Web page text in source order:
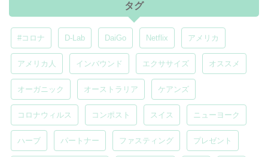
タグ
#コロナ D-Lab DaiGo Netflix アメリカ
アメリカ人 インバウンド エクササイズ オススメ
オーガニック オーストラリア ケアンズ
コロナウィルス コンポスト スイス ニューヨーク
ハーブ パートナー ファスティング プレゼント